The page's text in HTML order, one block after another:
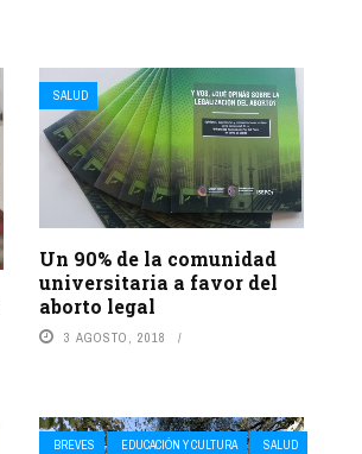
SALUD
Un 90% de la comunidad
universitaria a favor del
aborto legal
3 AGOSTO, 2018
BREVES EDUCACIÓN Y CULTURA SALUD